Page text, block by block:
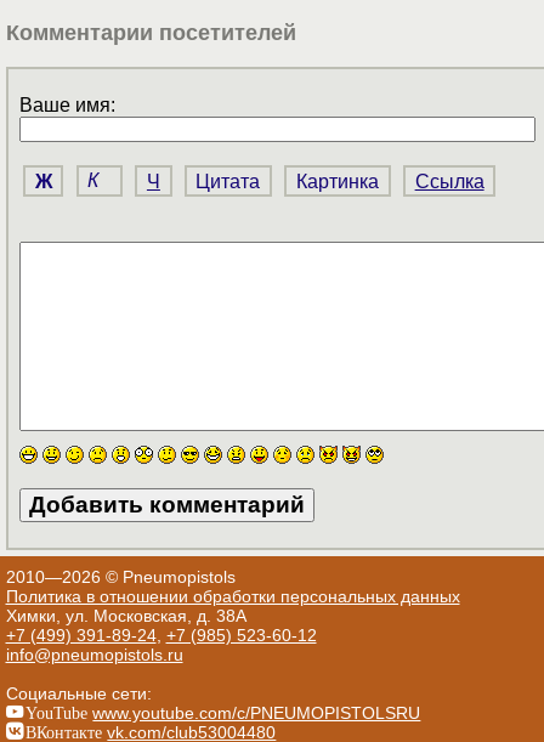
Комментарии посетителей
Ваше имя:
Ж К Ч Цитата Картинка Ссылка
2010—2026 © Pneumopistols
Политика в отношении обработки персональных данных
Химки, ул. Московская, д. 38А
+7 (499) 391-89-24, +7 (985) 523-60-12
info@pneumopistols.ru
Социальные сети:
YouTube www.youtube.com/c/PNEUMOPISTOLSRU
ВКонтакте vk.com/club53004480